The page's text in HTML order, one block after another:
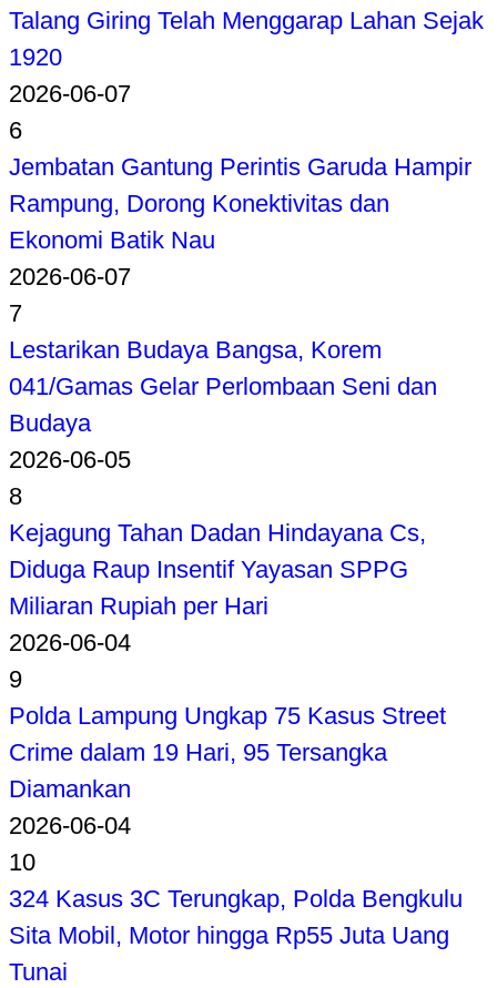
Talang Giring Telah Menggarap Lahan Sejak
1920
2026-06-07
6
Jembatan Gantung Perintis Garuda Hampir
Rampung, Dorong Konektivitas dan
Ekonomi Batik Nau
2026-06-07
7
Lestarikan Budaya Bangsa, Korem
041/Gamas Gelar Perlombaan Seni dan
Budaya
2026-06-05
8
Kejagung Tahan Dadan Hindayana Cs,
Diduga Raup Insentif Yayasan SPPG
Miliaran Rupiah per Hari
2026-06-04
9
Polda Lampung Ungkap 75 Kasus Street
Crime dalam 19 Hari, 95 Tersangka
Diamankan
2026-06-04
10
324 Kasus 3C Terungkap, Polda Bengkulu
Sita Mobil, Motor hingga Rp55 Juta Uang
Tunai